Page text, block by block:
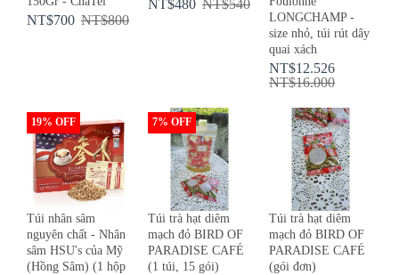
NT$700 NT$800
NT$480 NT$540
LONGCHAMP -
size nhỏ, túi rút dây
quai xách
NT$12.526
NT$16.000
19% OFF
Túi nhân sâm
nguyên chất - Nhân
sâm HSU's của Mỹ
(Hồng Sâm) (1 hộp
7% OFF
Túi trà hạt diêm
mạch đỏ BIRD OF
PARADISE CAFÉ
(1 túi, 15 gói)
Túi trà hạt diêm
mạch đỏ BIRD OF
PARADISE CAFÉ
(gói đơn)